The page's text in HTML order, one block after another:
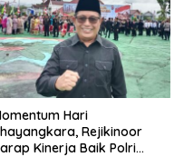
Hari
Rejikinoor
Kinerja Baik Polri